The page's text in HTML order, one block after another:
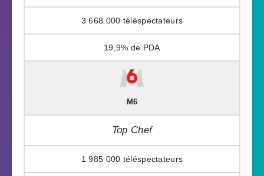
3 668 000
19,9%
M6
Top Chef
1 985 000